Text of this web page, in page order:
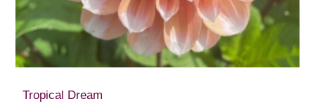
Tropical Dream